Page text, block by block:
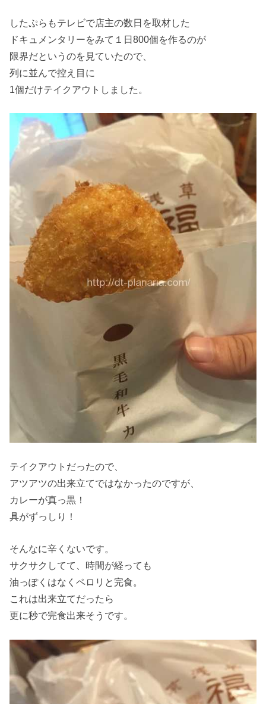
したぷらもテレビで店主の数日を取材した
ドキュメンタリーをみて１日800個を作るのが
限界だというのを見ていたので、
列に並んで控え目に
1個だけテイクアウトしました。
テイクアウトだったので、
アツアツの出来立てではなかったのですが、
カレーが真っ黒！
具がずっしり！
そんなに辛くないです。
サクサクしてて、時間が経っても
油っぽくはなくペロリと完食。
これは出来立てだったら
更に秒で完食出来そうです。